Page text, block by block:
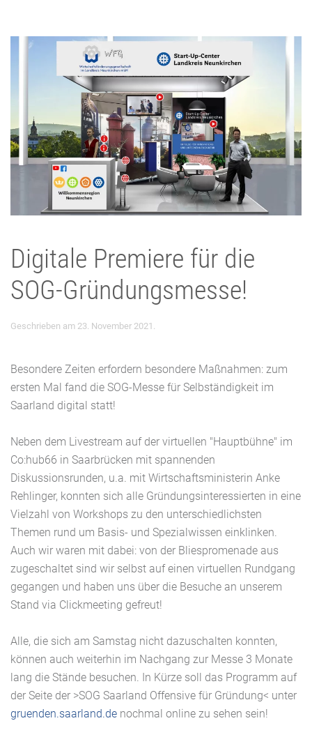
Digitale Premiere für die
SOG-Gründungsmesse!
Geschrieben am 23. November 2021 .
Besondere Zeiten erfordern besondere Maßnahmen: zum
ersten Mal fand die SOG-Messe für Selbständigkeit im
Saarland digital statt!
Neben dem Livestream auf der virtuellen "Hauptbühne" im
Co:hub66 in Saarbrücken mit spannenden
Diskussionsrunden, u.a. mit Wirtschaftsministerin Anke
Rehlinger, konnten sich alle Gründungsinteressierten in eine
Vielzahl von Workshops zu den unterschiedlichsten
Themen rund um Basis- und Spezialwissen einklinken.
Auch wir waren mit dabei: von der Bliespromenade aus
zugeschaltet sind wir selbst auf einen virtuellen Rundgang
gegangen und haben uns über die Besuche an unserem
Stand via Clickmeeting gefreut!
Alle, die sich am Samstag nicht dazuschalten konnten,
können auch weiterhin im Nachgang zur Messe 3 Monate
lang die Stände besuchen. In Kürze soll das Programm auf
der Seite der >SOG Saarland Offensive für Gründung< unter
gruenden.saarland.de nochmal online zu sehen sein!